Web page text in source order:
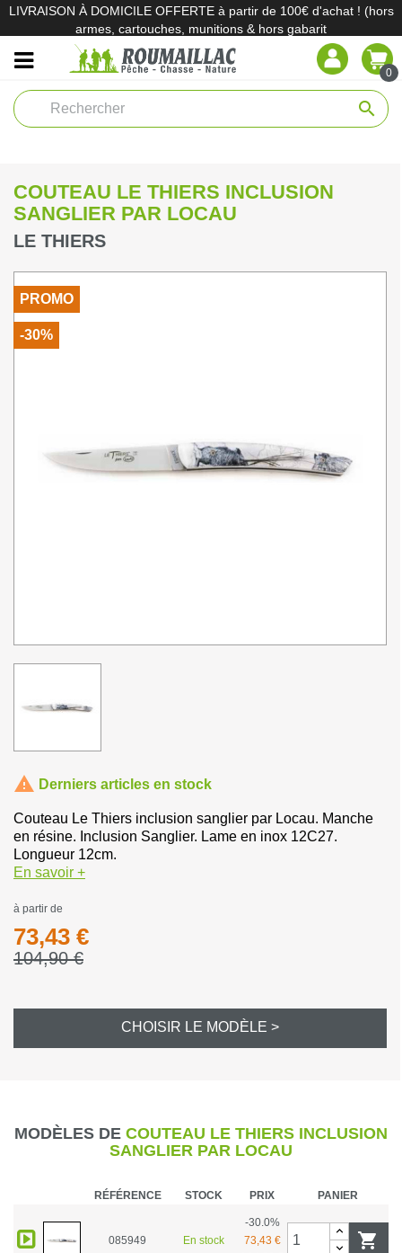
LIVRAISON À DOMICILE OFFERTE à partir de 100€ d'achat ! (hors
armes, cartouches, munitions & hors gabarit
0
search
COUTEAU LE THIERS INCLUSION
SANGLIER PAR LOCAU
LE THIERS
PROMO
-30%
 Derniers articles en stock
Couteau Le Thiers inclusion sanglier par Locau. Manche
en résine. Inclusion Sanglier. Lame en inox 12C27.
Longueur 12cm.
En savoir +
à partir de
73,43 €
104,90 €
CHOISIR LE MODÈLE >
MODÈLES DE COUTEAU LE THIERS INCLUSION
SANGLIER PAR LOCAU
RÉFÉRENCE STOCK PRIX PANIER
085949 En stock
-30.0%
73,43 €
